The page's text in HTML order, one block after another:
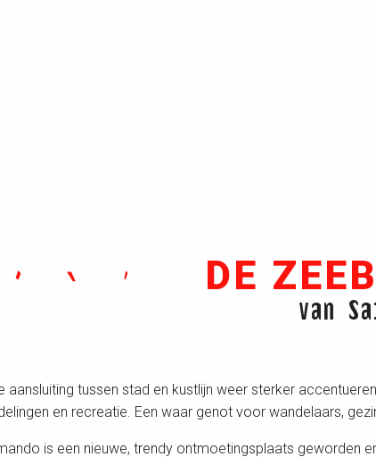
DE
van
aansluiting tussen stad en kustlijn weer sterker
en recreatie. Een waar genot voor wandelaars,
is een nieuwe, trendy ontmoetingsplaats geworden